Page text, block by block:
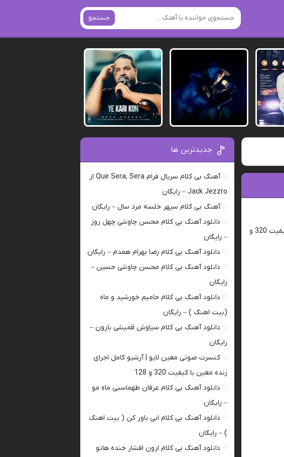
جستجو
همراه با متن ترانه کامل و کیفیت 320 و
جدیدترین ها
آهنگ بی کلام سریال فرام Que Sera, Sera از
Jack Jezzro – رایگان
آهنگ بی کلام سپهر خلسه مرد سال – رایگان
دانلود آهنگ بی کلام محسن چاوشی چهل روز
– رایگان
دانلود آهنگ بی کلام رضا بهرام همدم – رایگان
دانلود آهنگ بی کلام محسن چاوشی حسین –
رایگان
دانلود آهنگ بی کلام حامیم خورشید و ماه
(بیت اهنگ ) – رایگان
دانلود آهنگ بی کلام سیاوش قمیشی بارون –
رایگان
کنسرت صوتی معین لایو | آرشیو کامل اجرای
زنده معین با کیفیت 320 و 128
دانلود آهنگ بی کلام عرفان طهماسبی ماه مو
– رایگان
دانلود آهنگ بی کلام ابی باور کن ( بیت اهنگ
) – رایگان
دانلود آهنگ بی کلام ارون افشار خنده هاتو